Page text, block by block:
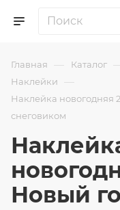
Главная — Каталог
Наклейки —
Наклейка новогодняя
снеговиком
Новый